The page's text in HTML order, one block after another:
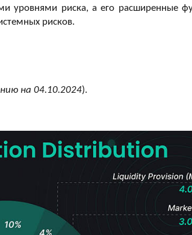
уровнями риска, а его расширенные
рисков.
на 04.10.2024).